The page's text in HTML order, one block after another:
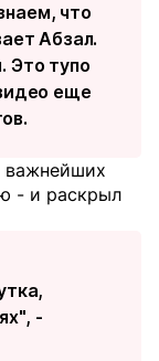
что
Абзал.
Это тупо
еще
важнейших
- и раскрыл
-